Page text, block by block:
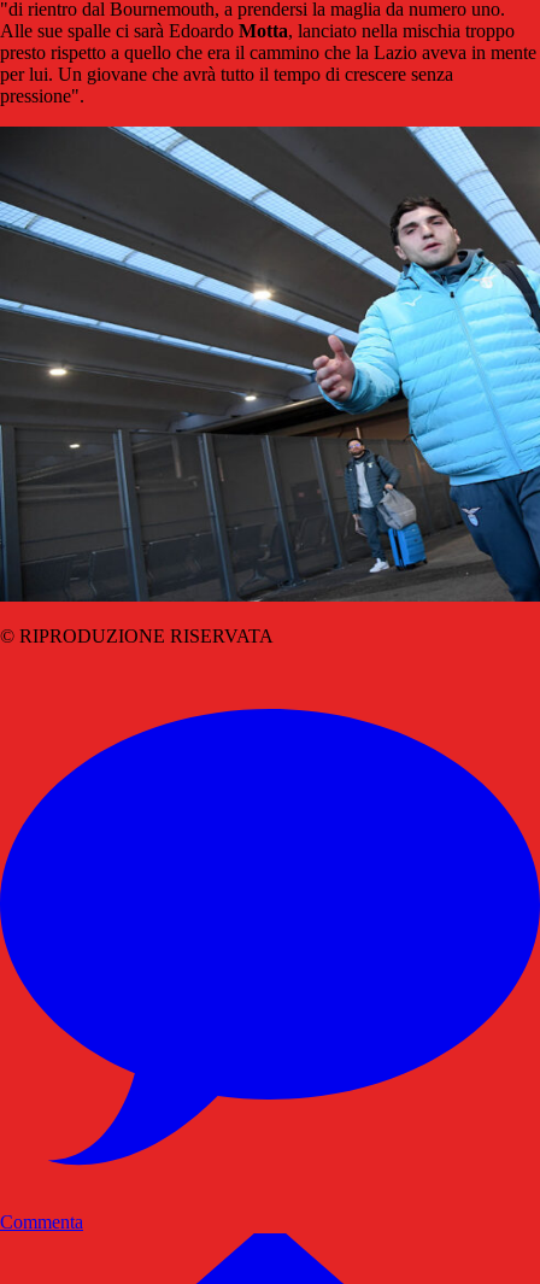
"di rientro dal Bournemouth, a prendersi la maglia da numero uno.
Alle sue spalle ci sarà Edoardo Motta, lanciato nella mischia troppo
presto rispetto a quello che era il cammino che la Lazio aveva in mente
per lui. Un giovane che avrà tutto il tempo di crescere senza
pressione".
© RIPRODUZIONE RISERVATA
Commenta